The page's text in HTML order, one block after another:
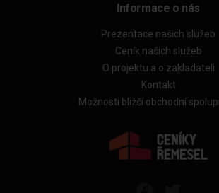
Informace o nás
Prezentace našich služeb
Ceník našich služeb
O projektu a o zakladateli
Kontakt
Možnosti bližší obchodní